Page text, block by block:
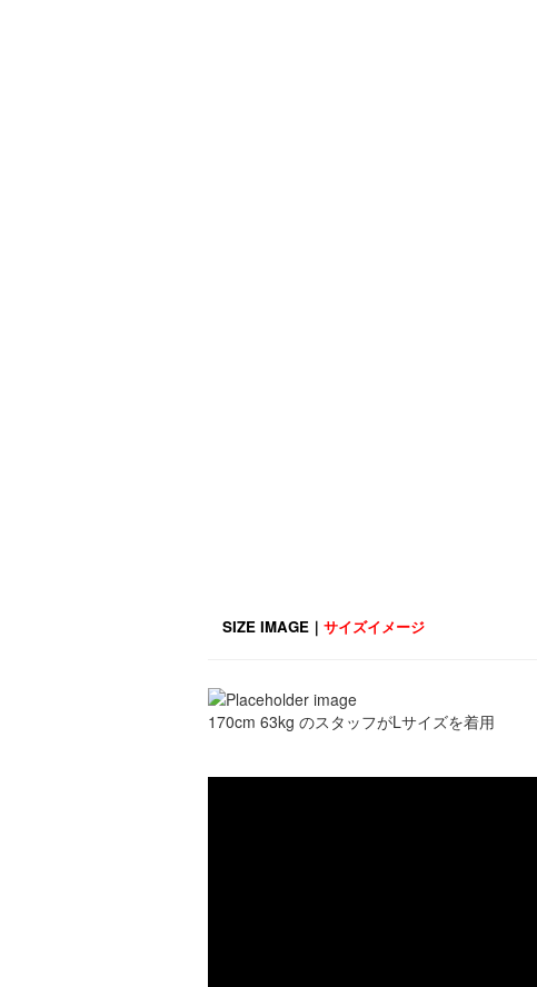
SIZE IMAGE｜ サイズイメージ
170cm 63kg のスタッフがLサイズを着用